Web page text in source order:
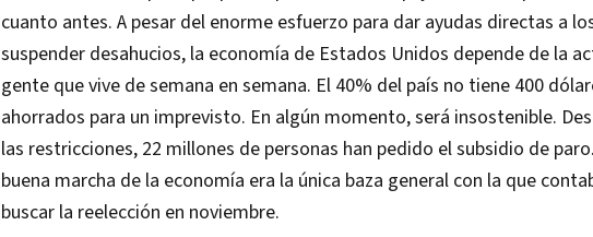
cuanto antes. A pesar del enorme esfuerzo para dar ayudas directas a
suspender desahucios, la economía de Estados Unidos depende de la
gente que vive de semana en semana. El 40% del país no tiene 400
ahorrados para un imprevisto. En algún momento, será insostenible.
las restricciones, 22 millones de personas han pedido el subsidio de
buena marcha de la economía era la única baza general con la que
buscar la reelección en noviembre.